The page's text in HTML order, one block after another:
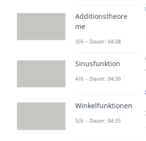
1). Nun kannst
2. Teile deine
bekannten
3 2 – 16x +
4x
Additionstheore
me
3/6 – Dauer: 04:38
Sinusfunktion
4/6 – Dauer: 04:30
Winkelfunktionen
5/6 – Dauer: 04:35